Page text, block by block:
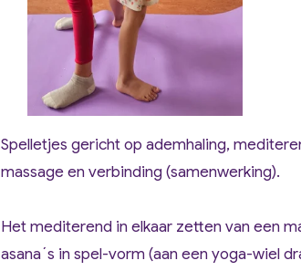
Spelletjes gericht op ademhaling,
massage en verbinding (samenwerking).
Het mediterend in elkaar zetten van een
asana´s in spel-vorm (aan een yoga-wiel